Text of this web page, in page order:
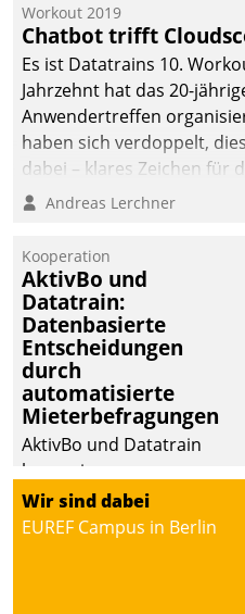
Quartier. Dazwischen
zeigte Datatrain, was es
Neues zu bieten hat.
Workout 2019
Chatbot trifft
Es ist Datatrains 10.
Jahrzehnt hat das 20-
Anwendertreffen
haben sich verdoppelt,
dabei – klares Zeichen für
Fokussierung auf den
Andreas Lerchner
Kooperation
AktivBo und
Datatrain:
Datenbasierte
Entscheidungen
durch
automatisierte
Mieterbefragungen
AktivBo und Datatrain
kooperieren –
Immobilienunternehmen
profitieren: Die nahtlose
Wir sind dabei
EUREF Campus in Berlin